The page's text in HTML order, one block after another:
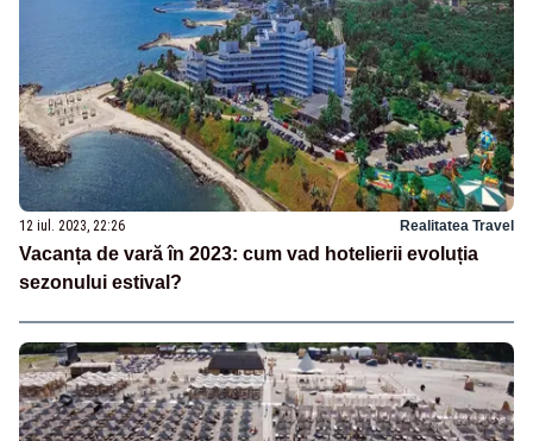
12 iul. 2023, 22:26 Realitatea Travel
Vacanța de vară în 2023: cum vad hotelierii evoluția
sezonului estival?